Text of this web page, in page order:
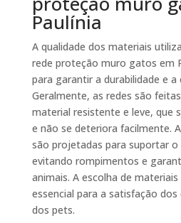
Paulínia
A qualidade dos materiais
rede proteção muro gatos em
para garantir a durabilidade e
Geralmente, as redes são
material resistente e leve, que
e não se deteriora facilmente.
são projetadas para suportar
evitando rompimentos e
animais. A escolha de
essencial para a satisfação
dos pets.